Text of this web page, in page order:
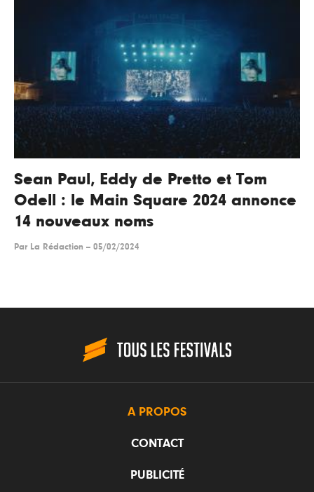
Sean Paul, Eddy de Pretto et Tom
Odell : le Main Square 2024 annonce
14 nouveaux noms
Par La Rédaction -- 05/02/2024
A PROPOS
CONTACT
PUBLICITÉ